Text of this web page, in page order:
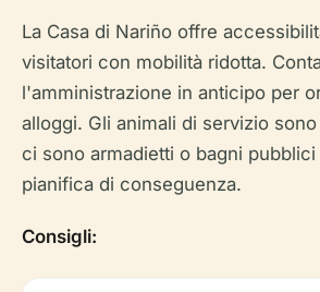
La Casa di Nariño offre
visitatori con mobilità ridotta.
l'amministrazione in anticipo per
alloggi. Gli animali di servizio
ci sono armadietti o bagni
pianifica di conseguenza.
Consigli: